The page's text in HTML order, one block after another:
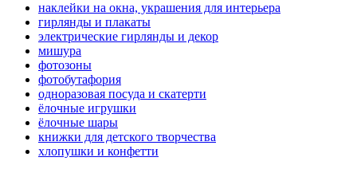
наклейки на окна, украшения для интерьера
гирлянды и плакаты
электрические гирлянды и декор
мишура
фотозоны
фотобутафория
одноразовая посуда и скатерти
ёлочные игрушки
ёлочные шары
книжки для детского творчества
хлопушки и конфетти